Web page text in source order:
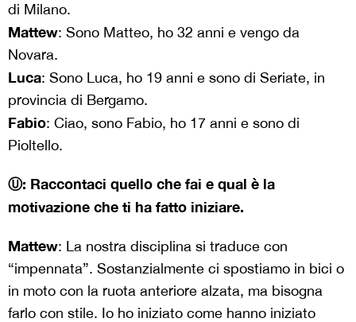
di Milano.
Mattew: Sono Matteo, ho 32 anni e vengo da
Novara.
Luca: Sono Luca, ho 19 anni e sono di Seriate, in
provincia di Bergamo.
Fabio: Ciao, sono Fabio, ho 17 anni e sono di
Pioltello.
Ⓤ: Raccontaci quello che fai e qual è la
motivazione che ti ha fatto iniziare.
Mattew: La nostra disciplina si traduce con
“impennata”. Sostanzialmente ci spostiamo in bici o
in moto con la ruota anteriore alzata, ma bisogna
farlo con stile. Io ho iniziato come hanno iniziato